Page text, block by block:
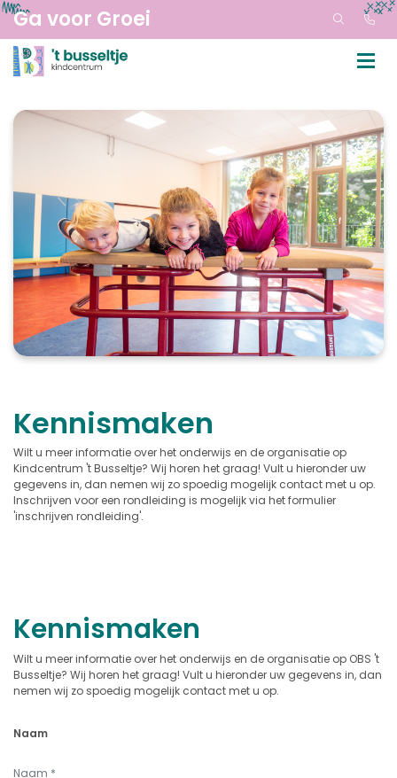
Ga voor Groei
Kennismaken
Wilt u meer informatie over het onderwijs en de organisatie op
Kindcentrum 't Busseltje? Wij horen het graag! Vult u hieronder uw
gegevens in, dan nemen wij zo spoedig mogelijk contact met u op.
Inschrijven voor een rondleiding is mogelijk via het formulier
'inschrijven rondleiding'.
Kennismaken
Wilt u meer informatie over het onderwijs en de organisatie op OBS 't
Busseltje? Wij horen het graag! Vult u hieronder uw gegevens in, dan
nemen wij zo spoedig mogelijk contact met u op.
Naam